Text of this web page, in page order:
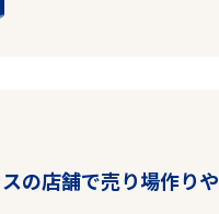
の店舗で売り場作りや